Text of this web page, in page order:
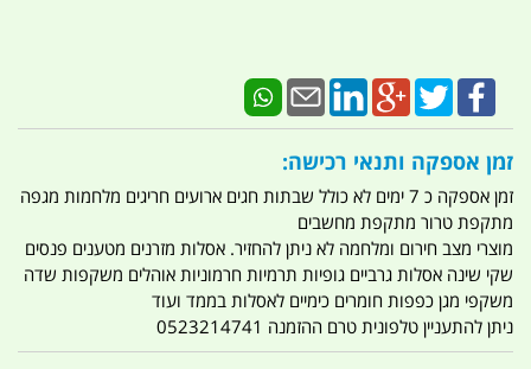
זמן אספקה ותנאי רכישה:
זמן אספקה כ 7 ימים לא כולל שבתות חגים ארועים חריגים מלחמות מגפה
מתקפת טרור מתקפת מחשבים
מוצרי מצב חירום ומלחמה לא ניתן להחזיר. אסלות מזרנים מטענים פנסים
שקי שינה אסלות גרביים גופיות תרמיות חרמוניות אוהלים משקפות שדה
משקפי מגן כפפות חומרים כימיים לאסלות בממד ועוד
ניתן להתעניין טלפונית טרם ההזמנה 0523214741